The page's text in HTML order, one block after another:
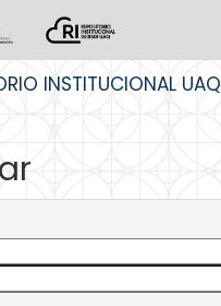
INSTITUCIONAL UAQ